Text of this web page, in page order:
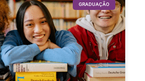
GRADUAÇÃO